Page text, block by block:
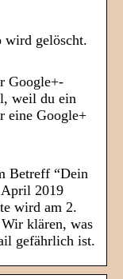
gelöscht.
Google+-
weil du ein
eine Google+
Betreff “Dein
2019
wird am 2.
klären, was
gefährlich ist.